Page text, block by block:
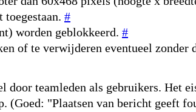
#
worden geblokkeerd. #
of te verwijderen eventueel
teamleden als gebruikers. Het
(Goed: "Plaatsen van bericht geeft